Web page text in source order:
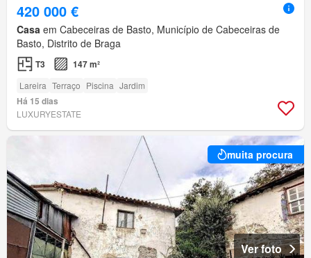
420 000 €
Casa em Cabeceiras de Basto, Município de Cabeceiras de
Basto, Distrito de Braga
T3 147 m²
Lareira Terraço Piscina Jardim
Há 15 dias
LUXURYESTATE
muita procura
Ver foto